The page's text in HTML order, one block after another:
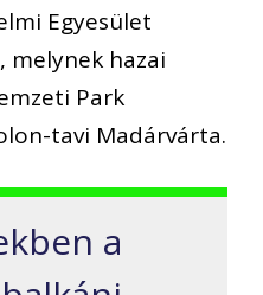
Egyesület
hazai
Park
tavi Madárvárta.
a